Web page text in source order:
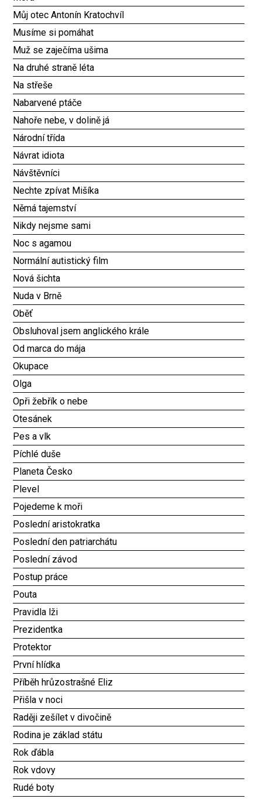
Můj otec Antonín Kratochvíl
Musíme si pomáhat
Muž se zaječíma ušima
Na druhé straně léta
Na střeše
Nabarvené ptáče
Nahoře nebe, v dolině já
Národní třída
Návrat idiota
Návštěvníci
Nechte zpívat Mišíka
Němá tajemství
Nikdy nejsme sami
Noc s agamou
Normální autistický film
Nová šichta
Nuda v Brně
Oběť
Obsluhoval jsem anglického krále
Od marca do mája
Okupace
Olga
Opři žebřík o nebe
Otesánek
Pes a vlk
Píchlé duše
Planeta Česko
Plevel
Pojedeme k moři
Poslední aristokratka
Poslední den patriarchátu
Poslední závod
Postup práce
Pouta
Pravidla lži
Prezidentka
Protektor
První hlídka
Příběh hrůzostrašné Eliz
Přišla v noci
Raději zešílet v divočině
Rodina je základ státu
Rok ďábla
Rok vdovy
Rudé boty